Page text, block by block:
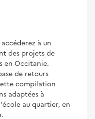
à un
des projets de
en Occitanie.
de retours
compilation
adaptées à
au quartier, en